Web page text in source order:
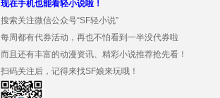
现在手机也能看轻小说啦！
搜索关注微信公众号“SF轻小说”
每周都有代券活动，再也不怕看到一半没代券啦
而且还有丰富的动漫资讯、精彩小说推荐抢先看！
扫码关注后，记得来找SF娘来玩哦！